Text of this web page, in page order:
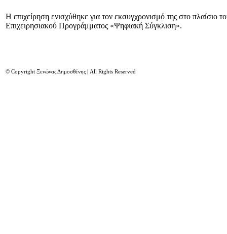
Η επιχείρηση ενισχύθηκε για τον εκσυγχρονισμό της στο πλαίσιο
Επιχειρησιακού Προγράμματος «Ψηφιακή Σύγκλιση».
© Copyright Ξενώνας Δημοσθένης | All Rights Reserved